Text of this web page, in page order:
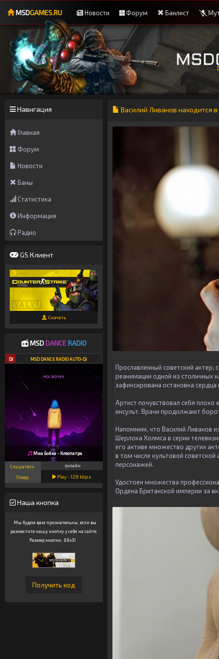
MSDGAMES.RU Новости Форум Банлист
Навигация
Главная
Форум
Новости
Баны
Статистика
Информация
Радио
GS Клиент
Скачать
MSDDANCE RADIO
DJ MSD DANCE RADIO AUTO-DJ
Миа Бойка - Клеопатра
Слушатели: онлайн
Плеер: Play -128 kbps
Наша кнопка
Мы будем вам признательны, если вы
разместите нашу кнопку у себя на сайте.
Размер кнопки: 88x31
Василий Ливанов находится
Прославленный советский актер,
реанимации одной из столичных
зафиксирована остановка
Артист почувствовал себя
инсульт. Врачи продолжают
Напомним, что Василий Ливанов
Шерлока Холмса в серии
его активе множество других
в том числе культовой
персонажей.
Удостоен множества
Ордена Британской империи за